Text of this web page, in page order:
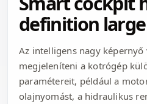
definition
Az intelligens nagy képernyő
megjeleníteni a kotrógép
paramétereit, például a
olajnyomást, a hidraulikus